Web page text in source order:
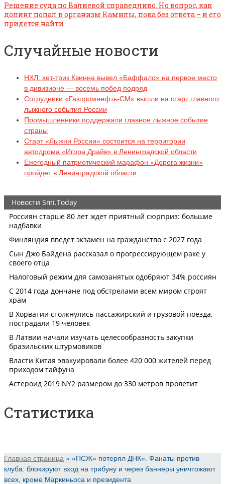
Решение суда по Валиевой справедливо. Но вопрос, как
допинг попал в организм Камилы, пока без ответа – и его
придется найти
Случайные новости
НХЛ: хет-трик Квинна вывел «Баффало» на первое место
в дивизионе — восемь побед подряд
Сотрудники «Газпромнефть-СМ» вышли на старт главного
лыжного события России
Промышленники поддержали главное лыжное событие
страны
Старт «Лыжни России» состоится на территории
автодрома «Игора Драйв» в Ленинградской области
Ежегодный патриотический марафон «Дорога жизни»
пройдет в Ленинградской области
Статистика
Главная страница » «ПСЖ» потерял ДНК». Фанаты против
клуба: блокируют вход на трибуну и через баннеры уничтожают
всех, кроме Маркиньоса и президента